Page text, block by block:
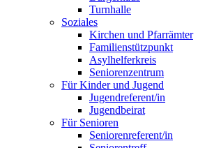
Turnhalle
Soziales
Kirchen und Pfarrämter
Familienstützpunkt
Asylhelferkreis
Seniorenzentrum
Für Kinder und Jugend
Jugendreferent/in
Jugendbeirat
Für Senioren
Seniorenreferent/in